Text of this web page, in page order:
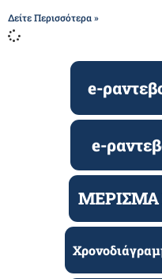
Δείτε Περισσότερα »
e-
e-